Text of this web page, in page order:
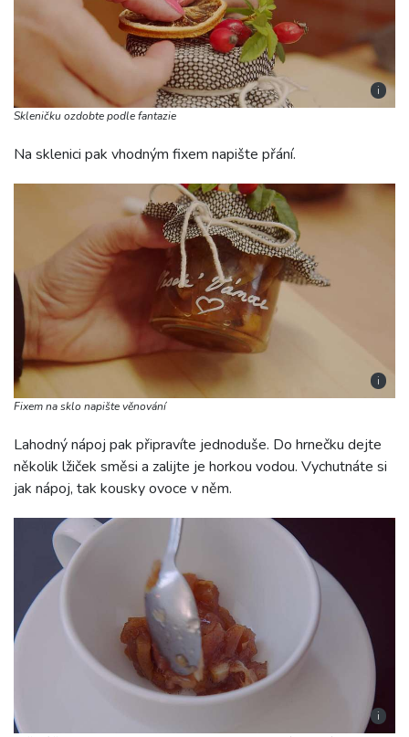
i
Skleničku ozdobte podle fantazie
Na sklenici pak vhodným fixem napište přání.
i
Fixem na sklo napište věnování
Lahodný nápoj pak připravíte jednoduše. Do hrnečku dejte
několik lžiček směsi a zalijte je horkou vodou. Vychutnáte si
jak nápoj, tak kousky ovoce v něm.
i